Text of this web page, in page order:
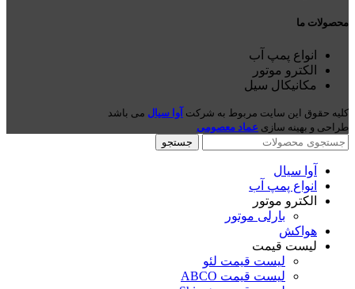
محصولات ما
انواع پمپ آب
الکترو موتور
مکانیکال سیل
کلیه حقوق این سایت مربوط به شرکت آوا سیال می باشد
طراحی و بهینه سازی عماد معصومی
جستجو
آوا سیال
انواع پمپ آب
الکترو موتور
بارلی موتور
هواکش
لیست قیمت
لیست قیمت لئو
لیست قیمت ABCO